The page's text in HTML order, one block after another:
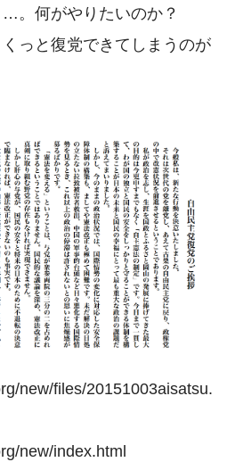
。何がやりたいのか？
っと復党できてしまうのが
new/files/20151003aisatsu.
new/index.html